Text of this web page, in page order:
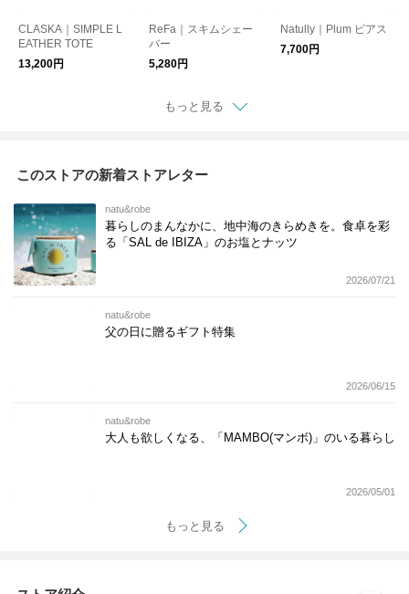
CLASKA｜SIMPLE L
EATHER TOTE
13,200円
ReFa｜スキムシェー
バー
5,280円
Natully｜Plum ピアス
7,700円
もっと見る
このストアの新着ストアレター
natu&robe
暮らしのまんなかに、地中海のきらめきを。食卓を彩
る「SAL de IBIZA」のお塩とナッツ
2026/07/21
natu&robe
父の日に贈るギフト特集
2026/06/15
natu&robe
大人も欲しくなる、「MAMBO(マンボ)」のいる暮らし
2026/05/01
もっと見る